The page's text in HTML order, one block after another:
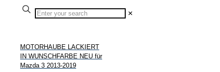
✕
MOTORHAUBE LACKIERT
IN WUNSCHFARBE NEU für
Mazda 3 2013-2019